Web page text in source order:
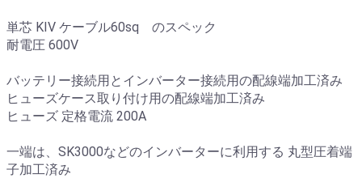
単芯 KIV ケーブル60sq のスペック
耐電圧 600V
バッテリー接続用とインバーター接続用の配線端加工済み
ヒューズケース取り付け用の配線端加工済み
ヒューズ 定格電流 200A
一端は、SK3000などのインバーターに利用する 丸型圧着端
子加工済み